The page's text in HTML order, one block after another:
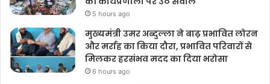
5 hours ago
मुख्यमंत्री उमर अब्दुल्ला ने बाढ़ प्रभावित लोरन
और मर्राह का किया दौरा, प्रभावित परिवारों से
मिलकर हरसंभव मदद का दिया भरोसा
6 hours ago